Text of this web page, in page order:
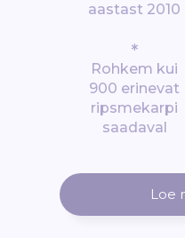
aastast 2010
*
Rohkem kui
900 erinevat
ripsmekarpi
saadaval
Loe